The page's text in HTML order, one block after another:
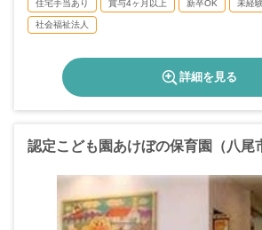
住宅手当あり 賞与4ヶ月以上 新卒OK 未経
社会福祉法人
詳細を見る
認定こども園あけぼの保育園（八尾